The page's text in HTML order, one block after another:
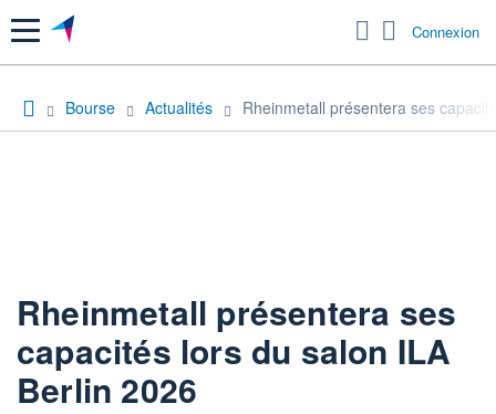
Menu Connexion
Bourse Actualités Rheinmetall présentera ses
Rheinmetall présentera ses
capacités lors du salon ILA
Berlin 2026